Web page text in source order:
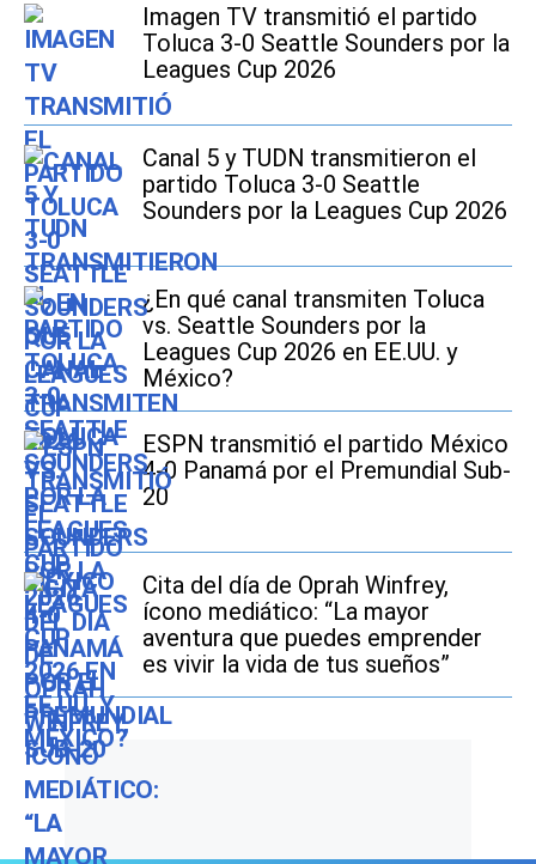
Imagen TV transmitió el partido
Toluca 3-0 Seattle Sounders por la
Leagues Cup 2026
Canal 5 y TUDN transmitieron el
partido Toluca 3-0 Seattle
Sounders por la Leagues Cup 2026
¿En qué canal transmiten Toluca
vs. Seattle Sounders por la
Leagues Cup 2026 en EE.UU. y
México?
ESPN transmitió el partido México
4-0 Panamá por el Premundial Sub-
20
Cita del día de Oprah Winfrey,
ícono mediático: “La mayor
aventura que puedes emprender
es vivir la vida de tus sueños”